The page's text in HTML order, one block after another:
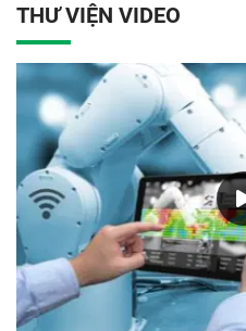
trao tặng là 1 tỷ 645 triệu đồng.
THƯ VIỆN VIDEO